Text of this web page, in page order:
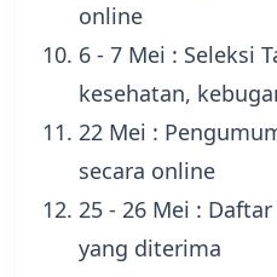
online
6 - 7 Mei : Seleksi
kesehatan,
22 Mei :
secara online
25 - 26 Mei :
yang diterima